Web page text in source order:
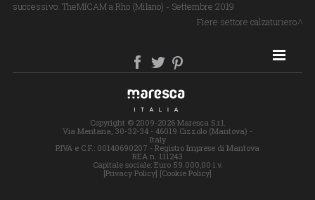
successivo: TheMICAM a Rho (Milano) - Settembre 2019
Fiere settore calzaturiero
SITE MAP
Copyright © 2009-2026 Maresca S.r.l.
Via Mentana, 30-32-34 - 46019 Cizzolo (Mantova) -
Italy
P.IVA e C.F.: 00140690207 - Registro Imprese di Mantova
REA n. 111243
Capitale sociale: Euro 59.000,00 i.v.
[Privacy Policy] [Cookie Policy]